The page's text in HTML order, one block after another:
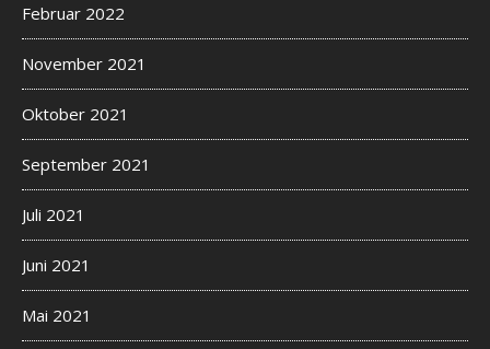
Februar 2022
November 2021
Oktober 2021
September 2021
Juli 2021
Juni 2021
Mai 2021